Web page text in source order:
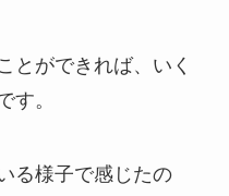
とができれば、いく
す。
る様子で感じたの